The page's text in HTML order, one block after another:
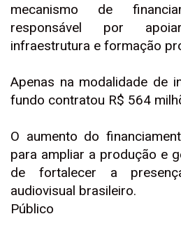
mecanismo de
responsável por
infraestrutura e formação
Apenas na modalidade de
fundo contratou R$ 564
O aumento do
para ampliar a produção e
de fortalecer a
audiovisual brasileiro.
Público